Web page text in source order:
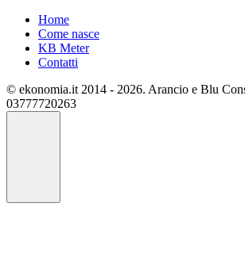
Home
Come nasce
KB Meter
Contatti
© ekonomia.it 2014 - 2026. Arancio e Blu
03777720263